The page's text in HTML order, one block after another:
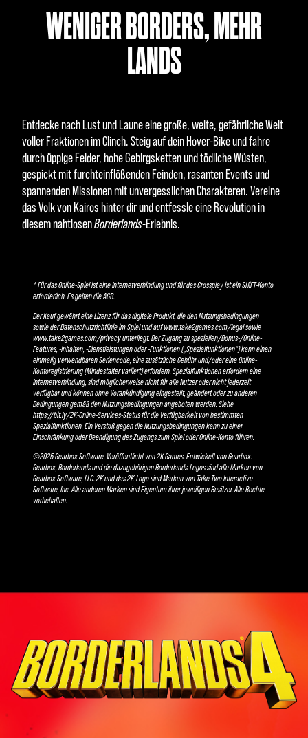
WENIGER BORDERS, MEHR
LANDS
Entdecke nach Lust und Laune eine große, weite, gefährliche Welt
voller Fraktionen im Clinch. Steig auf dein Hover-Bike und fahre
durch üppige Felder, hohe Gebirgsketten und tödliche Wüsten,
gespickt mit furchteinflößenden Feinden, rasanten Events und
spannenden Missionen mit unvergesslichen Charakteren. Vereine
das Volk von Kairos hinter dir und entfessle eine Revolution in
diesem nahtlosenBorderlands-Erlebnis.
* Für das Online-Spiel ist eine Internetverbindung und für das Crossplay ist ein SHiFT-Konto
erforderlich. Es gelten die AGB.
Der Kauf gewährt eine Lizenz für das digitale Produkt, die den Nutzungsbedingungen
sowie der Datenschutzrichtlinie im Spiel und auf www.take2games.com/legal sowie
www.take2games.com/privacy unterliegt. Der Zugang zu speziellen/Bonus-/Online-
Features, -Inhalten, -Dienstleistungen oder -Funktionen („Spezialfunktionen“) kann einen
einmalig verwendbaren Seriencode, eine zusätzliche Gebühr und/oder eine Online-
Kontoregistrierung (Mindestalter variiert) erfordern. Spezialfunktionen erfordern eine
Internetverbindung, sind möglicherweise nicht für alle Nutzer oder nicht jederzeit
verfügbar und können ohne Vorankündigung eingestellt, geändert oder zu anderen
Bedingungen gemäß den Nutzungsbedingungen angeboten werden. Siehe
https://bit.ly/2K-Online-Services-Status für die Verfügbarkeit von bestimmten
Spezialfunktionen. Ein Verstoß gegen die Nutzungsbedingungen kann zu einer
Einschränkung oder Beendigung des Zugangs zum Spiel oder Online-Konto führen.
©2025 Gearbox Software. Veröffentlicht von 2K Games. Entwickelt von Gearbox.
Gearbox, Borderlands und die dazugehörigen Borderlands-Logos sind alle Marken von
Gearbox Software, LLC. 2K und das 2K-Logo sind Marken von Take-Two Interactive
Software, Inc. Alle anderen Marken sind Eigentum ihrer jeweiligen Besitzer. Alle Rechte
vorbehalten.